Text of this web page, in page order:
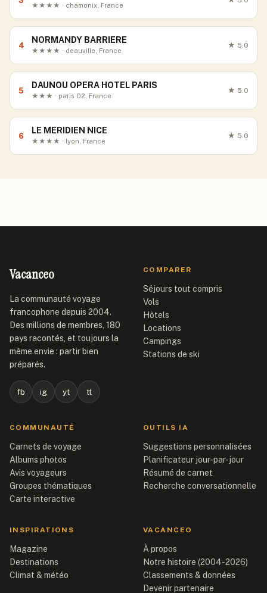
★★★★ · chamonix, France
4
NORMANDY BARRIERE
★★★★ · deauville, France
★ 5.0
5
DAUNOU OPERA HOTEL PARIS
★★★ · paris 02, France
★ 5.0
6
LE MERIDIEN NICE
★★★★ · lyon, France
★ 5.0
Vacanceo
La communauté voyage
francophone depuis 2004.
Des millions de membres, 180
pays racontés, et toujours la
même envie : partir bien
préparés.
fb ig yt tt
COMPARER
Séjours tout compris
Vols
Hôtels
Locations
Campings
Stations de ski
COMMUNAUTÉ
Carnets de voyage
Albums photos
Avis voyageurs
Groupes thématiques
Carte interactive
OUTILS IA
Suggestions personnalisées
Planificateur jour-par-jour
Résumé de carnet
Recherche conversationnelle
INSPIRATIONS
Magazine
Destinations
Climat & météo
VACANCEO
À propos
Notre histoire (2004-2026)
Classements & données
Devenir partenaire